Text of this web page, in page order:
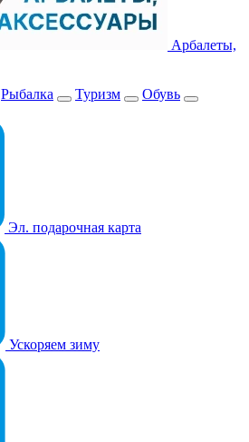
Арбалеты,
Рыбалка Туризм
Обувь
Эл. подарочная карта
Ускоряем зиму